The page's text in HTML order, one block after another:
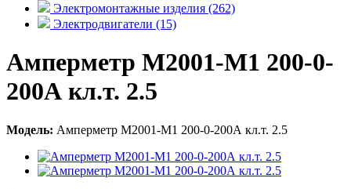
Электромонтажные изделия (262)
Электродвигатели (15)
Амперметр М2001-М1 200-0-
200А кл.т. 2.5
Модель: Амперметр М2001-М1 200-0-200А кл.т. 2.5